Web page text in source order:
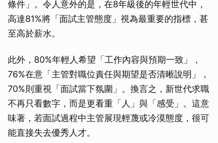
條件」。令人意外的是，在8年級後的年輕世代中，
高達81%將「面試主管態度」視為最重要的指標，甚
至高於薪水。
此外，80%年輕人希望「工作內容與預期一致」，
76%在意「主管對職位責任與期望是否清晰說明」，
70%則重視「面試當下氛圍」。換言之，新世代求職
不再只看數字，而是更看重「人」與「感受」。這意
味著，若面試過程中主管展現輕蔑或冷漠態度，很可
能直接失去優秀人才。